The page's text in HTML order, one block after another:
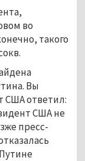
во
такого
Вы
США ответил:
США не
пресс-